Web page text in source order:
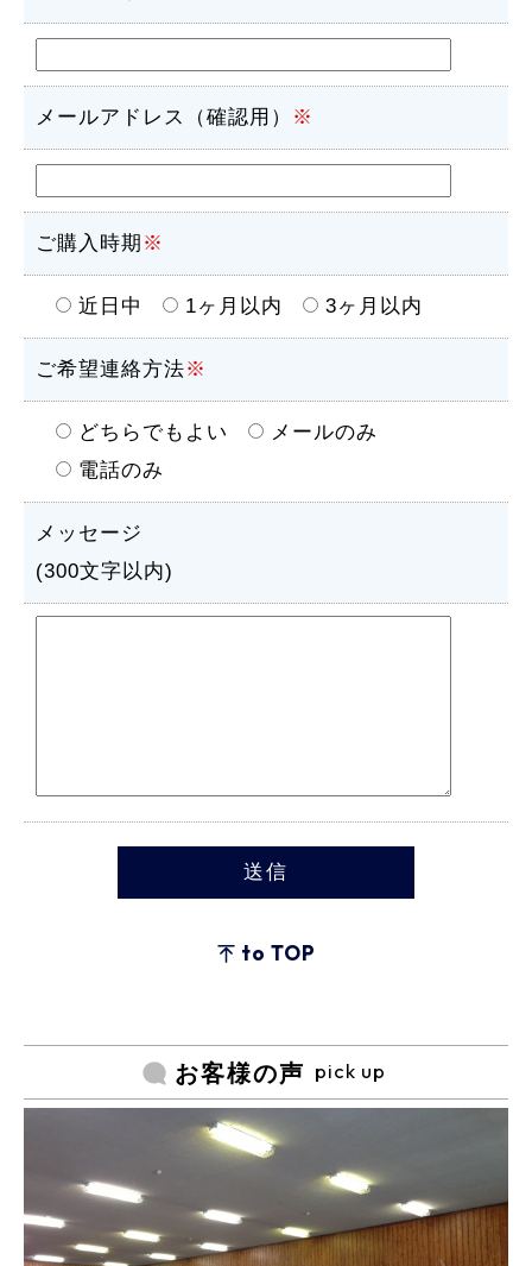
メールアドレス（確認用） ※
ご購入時期 ※
近日中 1ヶ月以内 3ヶ月以内
ご希望連絡方法※
どちらでもよい
メールのみ
電話のみ
メッセージ
(300文字以内)
to TOP
お客様の声 pick up